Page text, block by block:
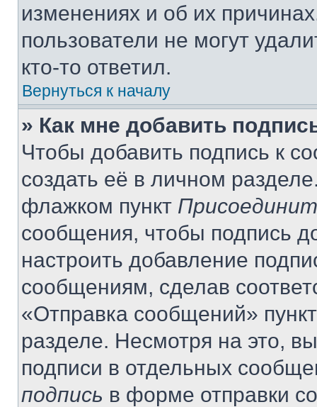
изменениях и об их
пользователи не могут
кто-то ответил.
Вернуться к началу
» Как мне добавить
Чтобы добавить подпись к
создать её в личном
флажком пункт
сообщения, чтобы подпись
настроить добавление
сообщениям, сделав
«Отправка сообщений»
разделе. Несмотря на это,
подписи в отдельных
подпись в форме отправки